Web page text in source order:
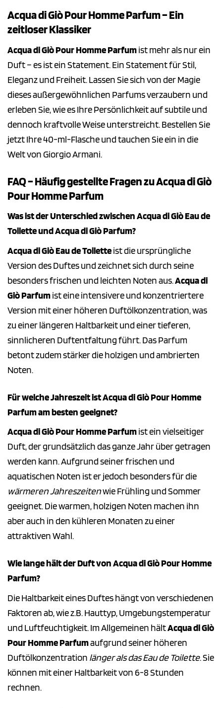
Acqua di Giò Pour Homme Parfum – Ein
zeitloser Klassiker
Acqua di Giò Pour Homme Parfumist mehr als nur ein
Duft – es ist ein Statement. Ein Statement für Stil,
Eleganz und Freiheit. Lassen Sie sich von der Magie
dieses außergewöhnlichen Parfums verzaubern und
erleben Sie, wie es Ihre Persönlichkeit auf subtile und
dennoch kraftvolle Weise unterstreicht. Bestellen Sie
jetzt Ihre 40-ml-Flasche und tauchen Sie ein in die
Welt von Giorgio Armani.
FAQ – Häufig gestellte Fragen zu Acqua di Giò
Pour Homme Parfum
Was ist der Unterschied zwischen Acqua di Giò Eau de
Toilette und Acqua di Giò Parfum?
Acqua di Giò Eau de Toiletteist die ursprüngliche
Version des Duftes und zeichnet sich durch seine
besonders frischen und leichten Noten aus.Acqua di
Giò Parfumist eine intensivere und konzentriertere
Version mit einer höheren Duftölkonzentration, was
zu einer längeren Haltbarkeit und einer tieferen,
sinnlicheren Duftentfaltung führt. Das Parfum
betont zudem stärker die holzigen und ambrierten
Noten.
Für welche Jahreszeit ist Acqua di Giò Pour Homme
Parfum am besten geeignet?
Acqua di Giò Pour Homme Parfumist ein vielseitiger
Duft, der grundsätzlich das ganze Jahr über getragen
werden kann. Aufgrund seiner frischen und
aquatischen Noten ist er jedoch besonders für die
wärmeren Jahreszeitenwie Frühling und Sommer
geeignet. Die warmen, holzigen Noten machen ihn
aber auch in den kühleren Monaten zu einer
attraktiven Wahl.
Wie lange hält der Duft von Acqua di Giò Pour Homme
Parfum?
Die Haltbarkeit eines Duftes hängt von verschiedenen
Faktoren ab, wie z.B. Hauttyp, Umgebungstemperatur
und Luftfeuchtigkeit. Im Allgemeinen hältAcqua di Giò
Pour Homme Parfumaufgrund seiner höheren
Duftölkonzentration länger als das Eau de Toilette. Sie
können mit einer Haltbarkeit von 6-8 Stunden
rechnen.